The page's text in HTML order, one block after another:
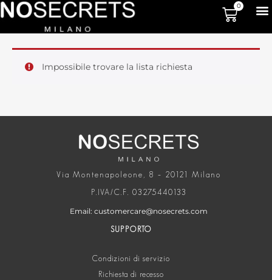
0
Impossibile trovare la lista richiesta
Via Montenapoleone, 8 – 20121 Milano
P.IVA/C.F. 03275440133
Email: customercare@nosecrets.com
SUPPORTO
Condizioni di servizio
Richiesta di recesso